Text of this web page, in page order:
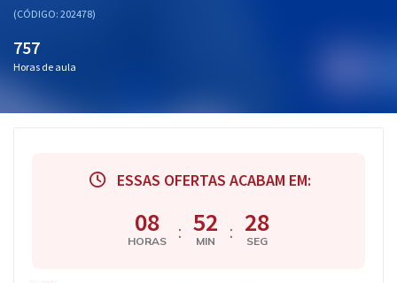
(CÓDIGO: 202478)
757
Horas de aula
ESSAS OFERTAS ACABAM EM:
08
HORAS : 52
MIN : 28
SEG